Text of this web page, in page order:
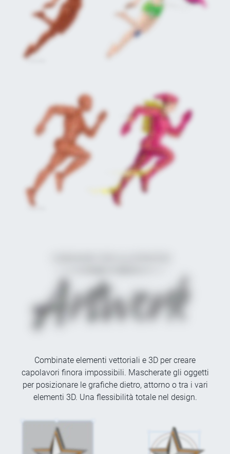
Combinate elementi vettoriali e 3D per creare
capolavori finora impossibili. Mascherate gli oggetti
per posizionare le grafiche dietro, attorno o tra i vari
elementi 3D. Una flessibilità totale nel design.